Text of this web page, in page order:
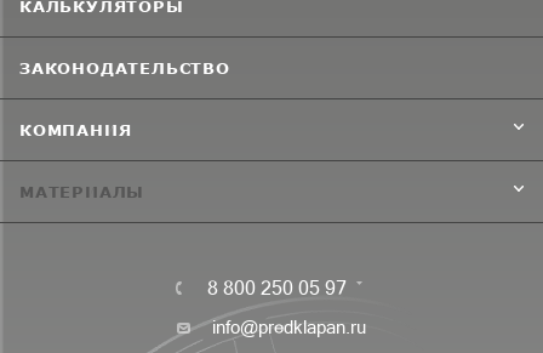
КАЛЬКУЛЯТОРЫ
ЗАКОНОДАТЕЛЬСТВО
КОМПАНИЯ
МАТЕРИАЛЫ
8 800 250 05 97
info@predklapan.ru